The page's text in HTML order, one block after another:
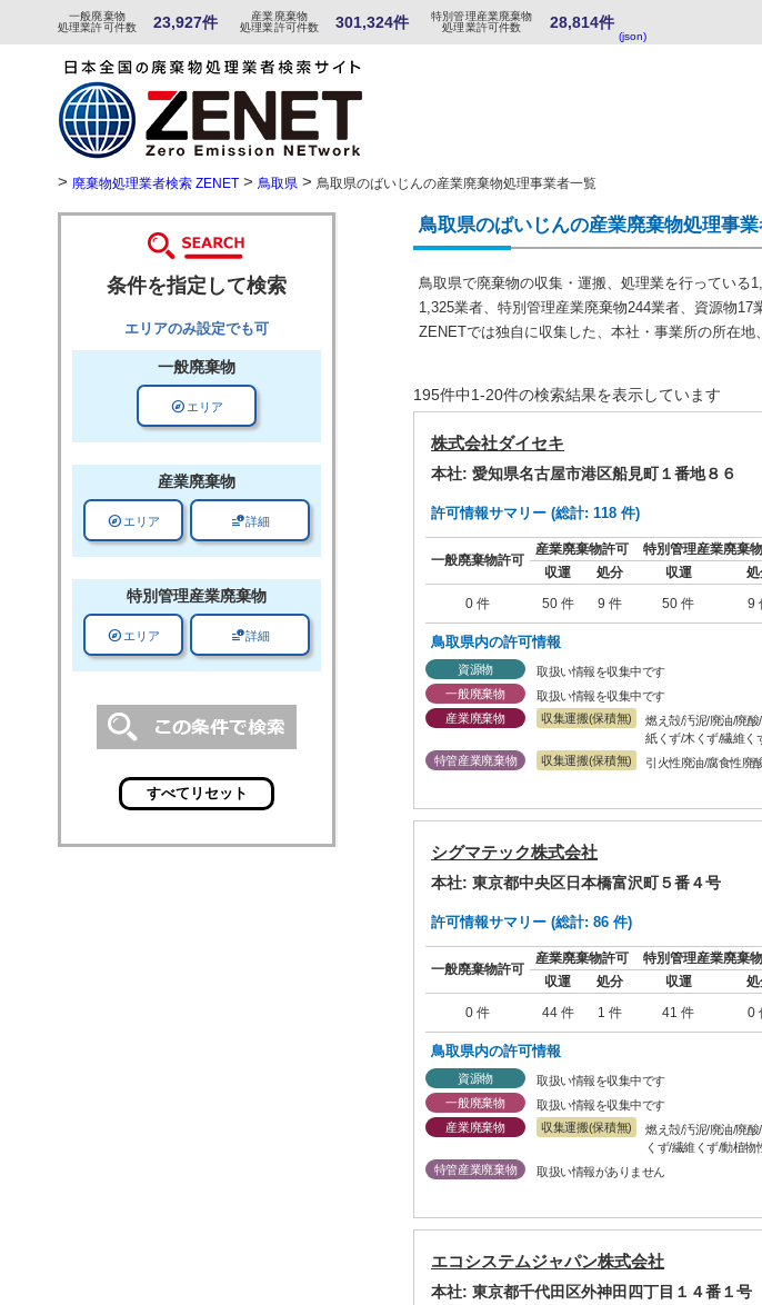
一般廃棄物
処理業許可件数
23,927件 産業廃棄物
処理業許可件数
301,324件 特別管理産業廃棄物
処理業許可件数
28,814件
(json)
> 廃棄物処理業者検索 ZENET > 鳥取県 > 鳥取県のばいじんの産業廃棄物処理事業者一覧
条件を指定して検索
エリアのみ設定でも可
一般廃棄物
explore エリア
産業廃棄物
explore エリア data_info_alert詳細
特別管理産業廃棄物
explore エリア data_info_alert詳細
鳥取県のばいじんの産業廃棄物処理事
鳥取県で廃棄物の収集・運搬、処理業を行っている
1,325業者、特別管理産業廃棄物244業者、資源物17
ZENETでは独自に収集した、本社・事業所の所在
195件中1-20件の検索結果を表示しています
株式会社ダイセキ
本社: 愛知県名古屋市港区船見町１番地８６
許可情報サマリー (総計: 118 件)
一般廃棄物許可
産業廃棄物許可 特別管理産業廃棄
収運
処分 収運
0 件
50 件 9 件 50 件 9
鳥取県内の許可情報
資源物
取扱い情報を収集中です
一般廃棄物
取扱い情報を収集中です
産業廃棄物
収集運搬(保積無)
燃え殻/汚泥/廃油/廃
紙くず/木くず/繊維く
特管産業廃棄物
収集運搬(保積無) 引火性廃油/腐食性廃
シグマテック株式会社
本社: 東京都中央区日本橋富沢町５番４号
許可情報サマリー (総計: 86 件)
一般廃棄物許可
産業廃棄物許可 特別管理産業廃棄
収運
処分 収運
0 件
44 件 1 件 41 件 0
鳥取県内の許可情報
資源物
取扱い情報を収集中です
一般廃棄物
取扱い情報を収集中です
産業廃棄物
収集運搬(保積無)
燃え殻/汚泥/廃油/廃
くず/繊維くず/動植物
特管産業廃棄物
取扱い情報がありません
エコシステムジャパン株式会社
本社: 東京都千代田区外神田四丁目１４番１号